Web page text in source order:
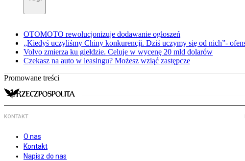
OTOMOTO rewolucjonizuje dodawanie ogłoszeń
„Kiedyś uczyliśmy Chiny konkurencji. Dziś uczymy się od nich”-
Volvo zmierza ku giełdzie. Celuje w wycenę 20 mld dolarów
Czekasz na auto w leasingu? Możesz wziąć zastępcze
Promowane treści
KONTAKT
O nas
Kontakt
Napisz do nas